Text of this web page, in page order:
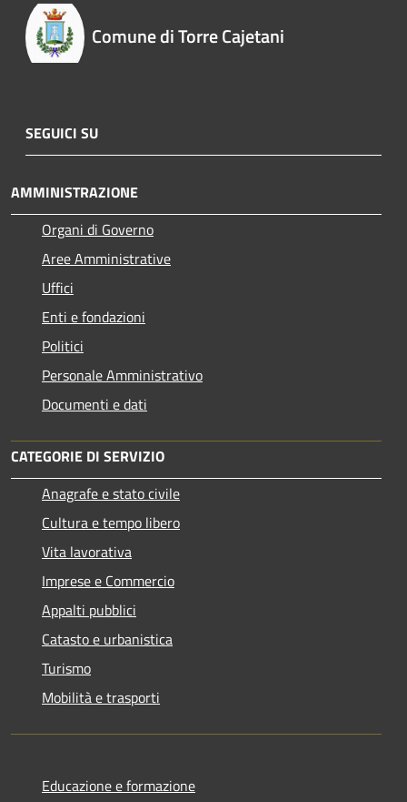
Comune di Torre Cajetani
SEGUICI SU
AMMINISTRAZIONE
Organi di Governo
Aree Amministrative
Uffici
Enti e fondazioni
Politici
Personale Amministrativo
Documenti e dati
CATEGORIE DI SERVIZIO
Anagrafe e stato civile
Cultura e tempo libero
Vita lavorativa
Imprese e Commercio
Appalti pubblici
Catasto e urbanistica
Turismo
Mobilità e trasporti
Educazione e formazione